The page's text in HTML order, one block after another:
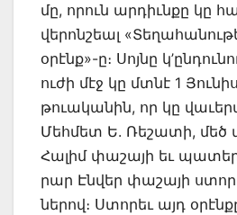
մը, որուն արդիւնքը կը
վերոնշեալ
օրէնք»-ը։ Սոյնը
ուժի մէջ կը մտնէ 1
թուականին, որ կը
Մեհմետ Ե. Ռեշատի, մեծ
Հալիմ փաշայի եւ
րար Էնվեր փաշայի
ներով։ Ստորեւ այդ